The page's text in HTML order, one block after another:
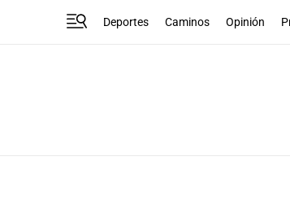
Deportes Caminos Opinión